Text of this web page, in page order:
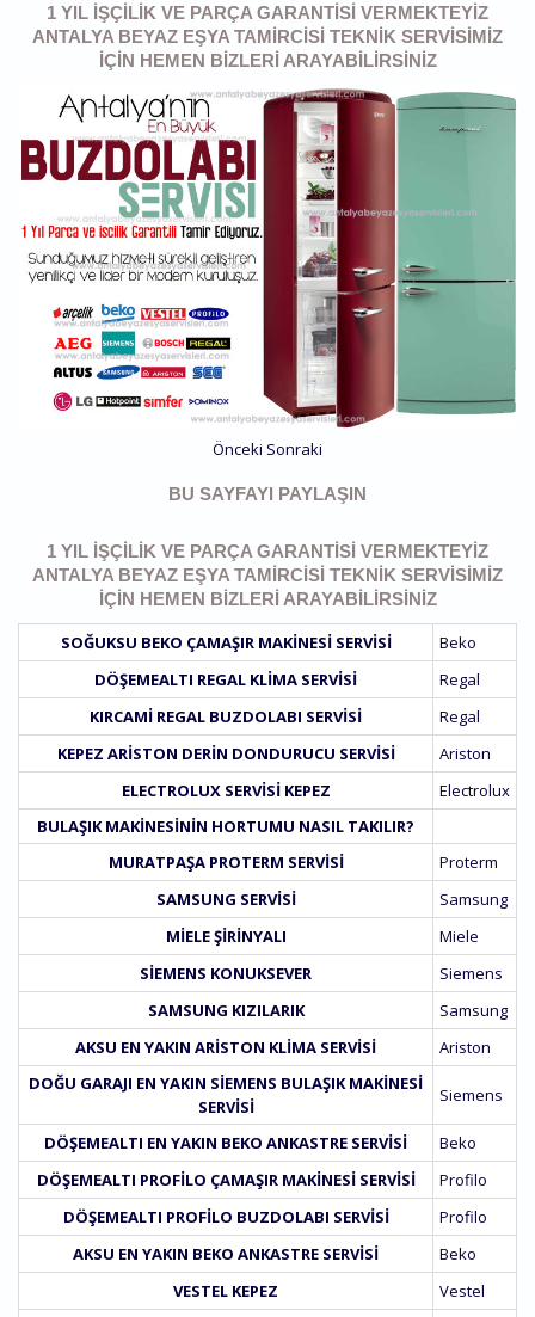
1 YIL İŞÇILIK VE PARÇA GARANTISI VERMEKTEYIZ
ANTALYA BEYAZ EŞYA TAMIRCISI TEKNIK SERVISIMIZ
IÇIN HEMEN BIZLERI ARAYABILIRSINIZ
Önceki Sonraki
BU SAYFAYI PAYLAŞIN
1 YIL İŞÇILIK VE PARÇA GARANTISI VERMEKTEYIZ
ANTALYA BEYAZ EŞYA TAMIRCISI TEKNIK SERVISIMIZ
IÇIN HEMEN BIZLERI ARAYABILIRSINIZ
SOĞUKSU BEKO ÇAMAŞIR MAKINESI SERVISI
Beko
DÖŞEMEALTI REGAL KLIMA SERVISI
Regal
KIRCAMI REGAL BUZDOLABI SERVISI
Regal
KEPEZ ARISTON DERIN DONDURUCU SERVISI
Ariston
ELECTROLUX SERVISI KEPEZ
Electrolux
BULAŞIK MAKINESININ HORTUMU NASIL TAKILIR?
MURATPAŞA PROTERM SERVISI
Proterm
SAMSUNG SERVISI
Samsung
MIELE ŞIRINYALI
Miele
SIEMENS KONUKSEVER
Siemens
SAMSUNG KIZILARIK
Samsung
AKSU EN YAKIN ARISTON KLIMA SERVISI
Ariston
DOĞU GARAJI EN YAKIN SIEMENS BULAŞIK MAKINESI
SERVISI
Siemens
DÖŞEMEALTI EN YAKIN BEKO ANKASTRE SERVISI
Beko
DÖŞEMEALTI PROFILO ÇAMAŞIR MAKINESI SERVISI
Profilo
DÖŞEMEALTI PROFILO BUZDOLABI SERVISI
Profilo
AKSU EN YAKIN BEKO ANKASTRE SERVISI
Beko
VESTEL KEPEZ
Vestel